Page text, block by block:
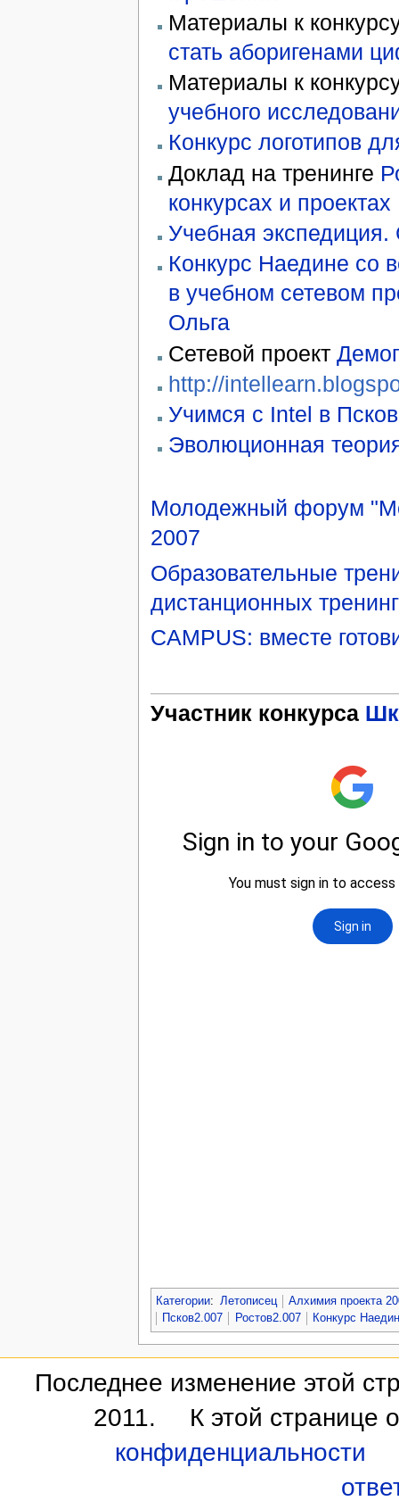
Материалы к
стать аборигенами
Материалы к
учебного
Конкурс логотипов
Доклад на тренинге
конкурсах и проектах
Учебная экспедиция.
Конкурс Наедине со
в учебном сетевом
Ольга
Сетевой проект
http://
Учимся с Intel в
Эволюционная
Молодежный форум
2007
Образовательные
дистанционных
CAMPUS: вместе
Участник конкурса
Категории: Летописец
Алхимия проекта
Псков2.007
Ростов2.007 Конкурс
Последнее изменение этой
2011.
К этой странице
конфиденциальности